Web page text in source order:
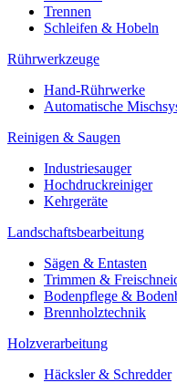
Trennen
Schleifen & Hobeln
Rührwerkzeuge
Hand-Rührwerke
Automatische
Reinigen & Saugen
Industriesauger
Hochdruckreiniger
Kehrgeräte
Landschaftsbearbeitung
Sägen & Entasten
Trimmen &
Bodenpflege &
Brennholztechnik
Holzverarbeitung
Häcksler & Schredder